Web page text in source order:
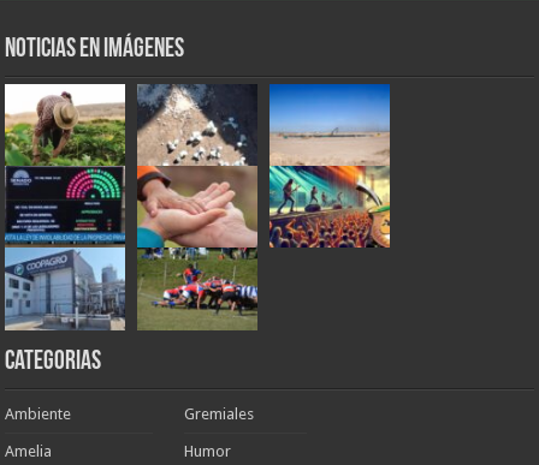
Noticias en Imágenes
Categorias
Ambiente
Amelia
Gremiales
Humor